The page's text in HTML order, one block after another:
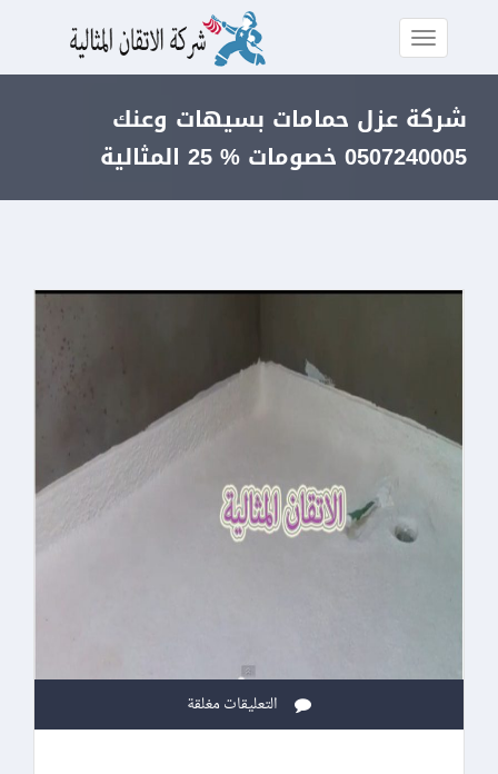
شركة عزل حمامات بسيهات وعنك
0507240005 خصومات % 25 المثالية
التعليقات مغلقة